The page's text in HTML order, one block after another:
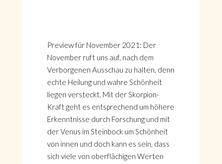
Preview für November 2021: Der
November ruft uns auf, nach dem
Verborgenen Ausschau zu halten, denn
echte Heilung und wahre Schönheit
liegen versteckt. Mit der Skorpion-
Kraft geht es entsprechend um höhere
Erkenntnisse durch Forschung und mit
der Venus im Steinbock um Schönheit
von innen und doch kann es sein, dass
sich viele von oberflächigen Werten